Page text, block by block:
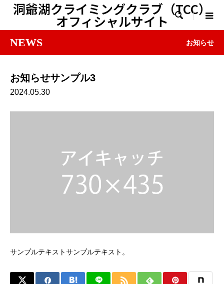
洞爺湖クライミングクラブ（TCC）
オフィシャルサイト 
NEWS お知らせ
お知らせサンプル3
2024.05.30
サンプルテキストサンプルテキスト。